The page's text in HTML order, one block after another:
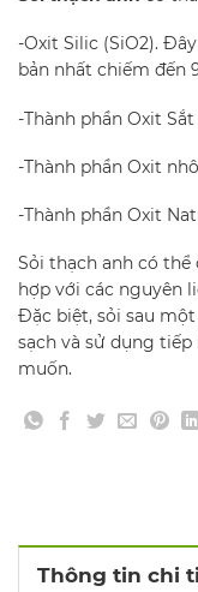
-Oxit Silic (SiO2).
bản nhất chiếm đến
-Thành phần Oxit
-Thành phần Oxit
-Thành phần Oxit
Sỏi thạch anh có
hợp với các nguyên
Đặc biệt, sỏi sau
sạch và sử dụng
muốn.
Thông tin chi